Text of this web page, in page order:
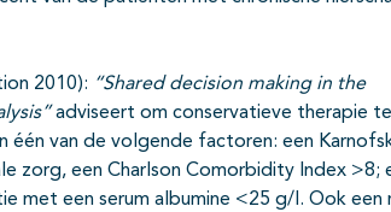
2010): “Shared decision making in the
adviseert om conservatieve therapie te
van de volgende factoren: een
zorg, een Charlson Comorbidity Index >8;
met een serum albumine <25 g/l. Ook een